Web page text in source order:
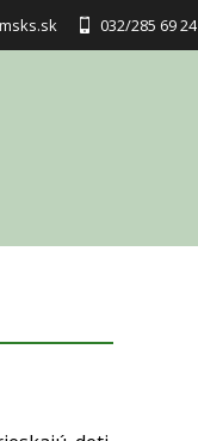
032/285 69 24